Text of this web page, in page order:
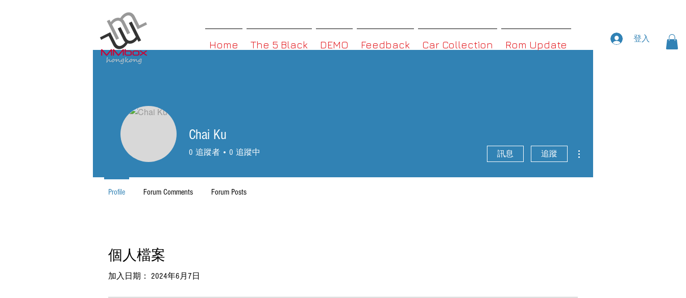
Home The 5 Black DEMO Feedback Car Collection Rom Update 登入
個人檔案
加入日期： 2024年6月7日
Chai Ku
0 追蹤者 0 追蹤中 訊息 追蹤
Profile Forum Comments Forum Posts